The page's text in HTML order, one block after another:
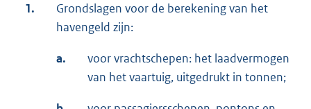
1.
Grondslagen voor de berekening van het
havengeld zijn:
a.
voor vrachtschepen: het laadvermogen
van het vaartuig, uitgedrukt in tonnen;